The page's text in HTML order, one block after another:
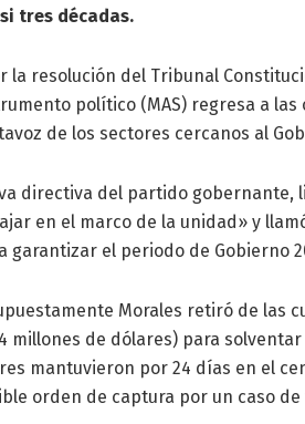
tres décadas.
la resolución del Tribunal
político (MAS) regresa a las
de los sectores cercanos al
directiva del partido
en el marco de la unidad» y
garantizar el periodo de Gobierno
Morales retiró de las
millones de dólares) para
mantuvieron por 24 días en el
orden de captura por un caso